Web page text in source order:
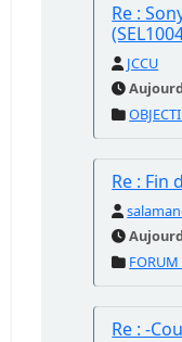
Re :
JCCU
Re : Fin
FORUM
Re : -